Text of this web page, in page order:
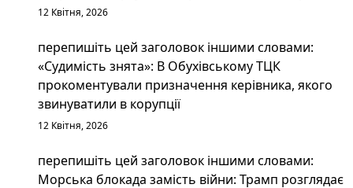
12 Квітня, 2026
перепишіть цей заголовок іншими словами:
«Судимість знята»: В Обухівському ТЦК
прокоментували призначення керівника, якого
звинуватили в корупції
12 Квітня, 2026
перепишіть цей заголовок іншими словами:
Морська блокада замість війни: Трамп розглядає